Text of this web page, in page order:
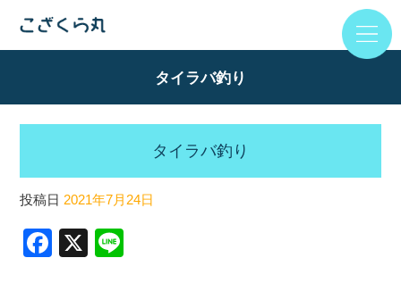
タイラバ釣り
タイラバ釣り
投稿日 2021年7月24日
F
X